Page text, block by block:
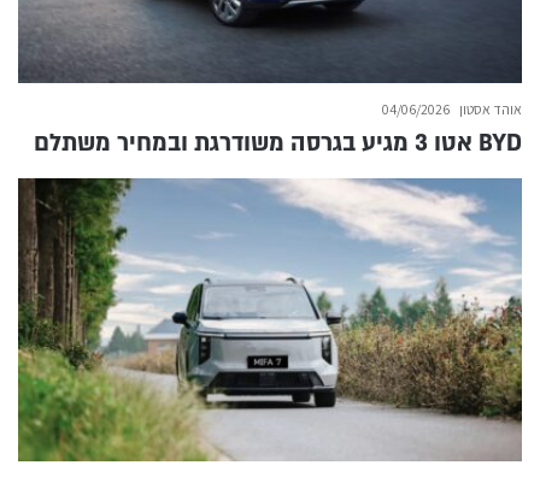
אוהד אסטון 04/06/2026
BYD אטו 3 מגיע בגרסה משודרגת ובמחיר משתלם